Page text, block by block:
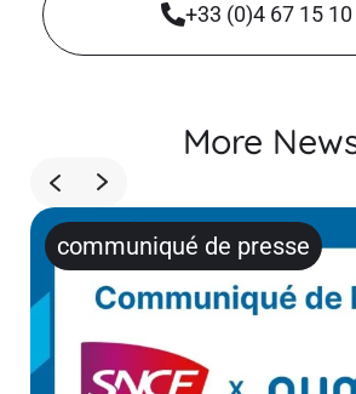
+33 (0)4 67 15 10
More
communiqué de presse